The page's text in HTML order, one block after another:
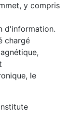
y compris
d'information.
chargé
le